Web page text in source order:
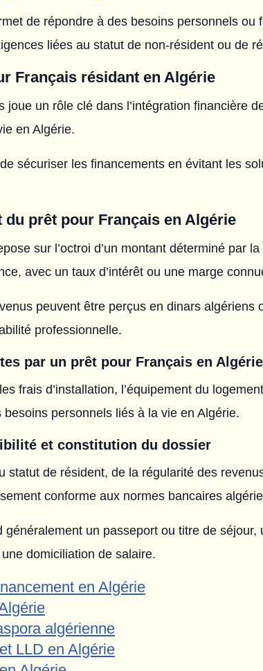
de répondre à des besoins personnels
liées au statut de non-résident ou de
Français résidant en Algérie
joue un rôle clé dans l’intégration financière
en Algérie.
sécuriser les financements en évitant les
du prêt pour Français en Algérie
sur l’octroi d’un montant déterminé par
avec un taux d’intérêt ou une marge
peuvent être perçus en dinars
professionnelle.
par un prêt pour Français en Algérie
frais d’installation, l’équipement du
besoins personnels liés à la vie en Algérie.
et constitution du dossier
statut de résident, de la régularité des
conforme aux normes bancaires
généralement un passeport ou titre de
domiciliation de salaire.
en Algérie
algérienne
LLD en Algérie